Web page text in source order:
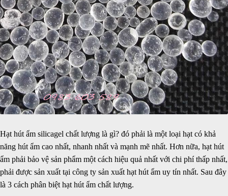
Hạt hút ẩm silicagel chất lượng là gì? đó phải là một loại hạt có khả
năng hút ẩm cao nhất, nhanh nhất và mạnh mẽ nhất. Hơn nữa, hạt hút
ẩm phải bảo vệ sản phẩm một cách hiệu quả nhất với chi phí thấp nhất,
phải được sản xuất tại công ty sản xuất hạt hút ẩm uy tín nhất. Sau đây
là 3 cách phân biệt hạt hút ẩm chất lượng.